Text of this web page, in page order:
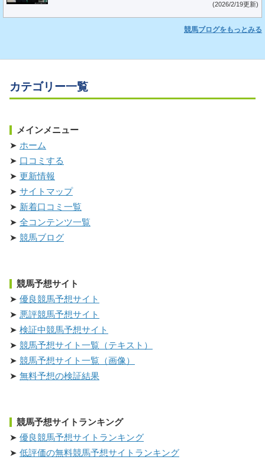
(2026/2/19更新)
競馬ブログをもっとみる
カテゴリー一覧
メインメニュー
ホーム
口コミする
更新情報
サイトマップ
新着口コミ一覧
全コンテンツ一覧
競馬ブログ
競馬予想サイト
優良競馬予想サイト
悪評競馬予想サイト
検証中競馬予想サイト
競馬予想サイト一覧（テキスト）
競馬予想サイト一覧（画像）
無料予想の検証結果
競馬予想サイトランキング
優良競馬予想サイトランキング
低評価の無料競馬予想サイトランキング